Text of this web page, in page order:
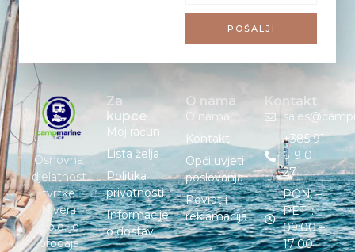
POŠALJI
Osnovna
djelatnost
tvrtke
Nivera
d.o.o. je
prodaja
Za
kupce
Moj račun
Lista želja
Politika
privatnosti
Informacije
o dostavi
O nama
O nama
Kontakt
Opći uvjeti
poslovanja
Povrat i
reklamacija
Kontakt
+385 91
619 01
27
PON. –
PET. :
09:00 –
17:00